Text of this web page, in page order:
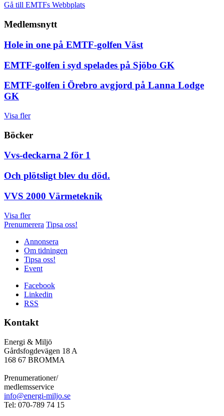
Gå till EMTFs Webbplats
Medlemsnytt
Hole in one på EMTF-golfen Väst
EMTF-golfen i syd spelades på Sjöbo GK
EMTF-golfen i Örebro avgjord på Lanna Lodge
GK
Visa fler
Böcker
Vvs-deckarna 2 för 1
Och plötsligt blev du död.
VVS 2000 Värmeteknik
Visa fler
Prenumerera Tipsa oss!
Annonsera
Om tidningen
Tipsa oss!
Event
Facebook
Linkedin
RSS
Kontakt
Energi & Miljö
Gårdsfogdevägen 18 A
168 67 BROMMA
Prenumerationer/
medlemsservice
info@energi-miljo.se
Tel: 070-789 74 15